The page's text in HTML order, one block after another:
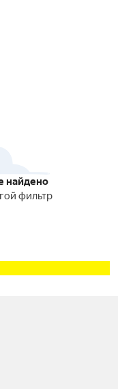
найдено
фильтр